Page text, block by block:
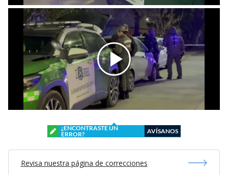
¿ENCONTRASTE UN
ERROR?
AVÍSANOS
Revisa nuestra página de correcciones